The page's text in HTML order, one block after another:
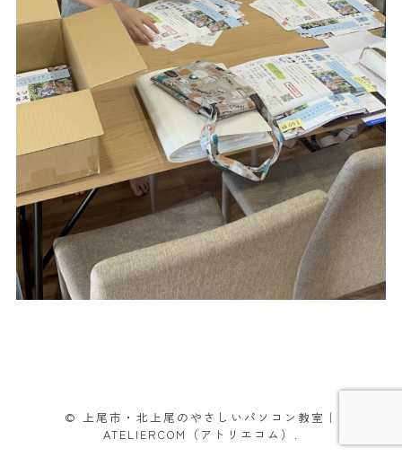
© 上尾市・北上尾のやさしいパソコン教室｜
ATELIERCOM（アトリエコム）.